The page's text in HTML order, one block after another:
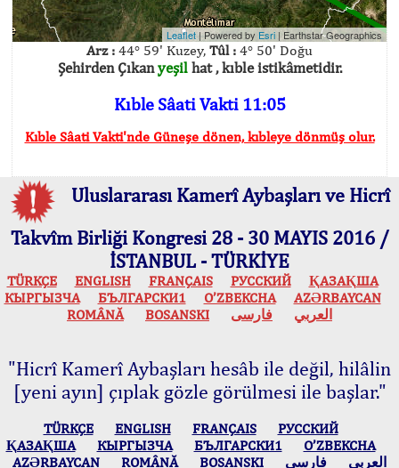
Leaflet| Powered by Esri | Earthstar Geographics
Arz : 44° 59' Kuzey, Tûl : 4° 50' Doğu
Şehirden Çıkanyeşilhat , kıble istikâmetidir.
Kıble Sâati Vakti 11:05
Kıble Sâati Vakti'nde Güneşe dönen, kıbleye dönmüş olur.
Uluslararası Kamerî Aybaşları ve Hicrî
Takvîm Birliği Kongresi 28 - 30 MAYIS 2016 /
İSTANBUL - TÜRKİYE
TÜRKÇE ENGLISH FRANÇAIS РУССКИЙ
ҚАЗАҚША
КЫPГЫЗЧA
БЪЛГАРСКИ1 O’ZBEKCHA
AZӘRBAYCAN
ROMÂNĂ
BOSANSKI العربي فارسی
"Hicrî Kamerî Aybaşları hesâb ile değil, hilâlin
[yeni ayın] çıplak gözle görülmesi ile başlar."
TÜRKÇE ENGLISH FRANÇAIS
РУССКИЙ
ҚАЗАҚША
КЫPГЫЗЧA БЪЛГАРСКИ1
O’ZBEKCHA
AZӘRBAYCAN
ROMÂNĂ BOSANSKI العربي فارسی